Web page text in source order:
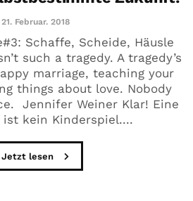
21. Februar. 2018
Schaffe, Scheide, Häusle
such a tragedy. A tragedy’s
marriage, teaching your
things about love. Nobody
Jennifer Weiner Klar! Eine
ist kein Kinderspiel....
Jetzt lesen